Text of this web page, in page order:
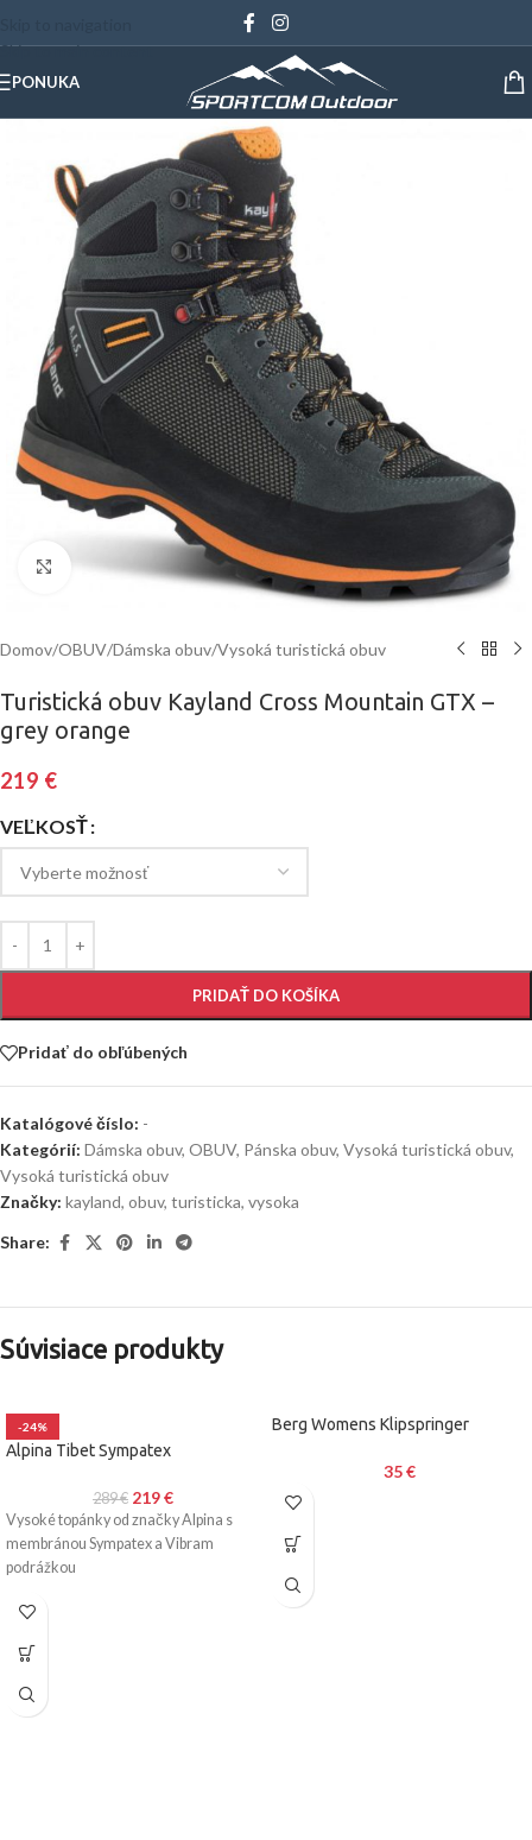
Skip to main content
PONUKA
Klinite pre zväčšenie
Domov/OBUV/Dámska obuv/Vysoká turistická obuv
Turistická obuv Kayland Cross Mountain GTX –
grey orange
219 €
VEĽKOSŤ
PRIDAŤ DO KOŠÍKA
Pridať do obľúbených
Katalógové číslo: -
Kategórií: Dámska obuv, OBUV, Pánska obuv, Vysoká turistická obuv,
Vysoká turistická obuv
Značky: kayland, obuv, turisticka, vysoka
Share:
Súvisiace produkty
-24%
Alpina Tibet Sympatex
289€ 219€
Vysoké topánky od značky Alpina s
membránou Sympatex a Vibram
podrážkou
Berg Womens Klipspringer
35€